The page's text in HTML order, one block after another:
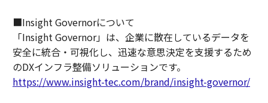
■Insight Governorについて
「Insight Governor」は、企業に散在しているデータを
安全に統合・可視化し、迅速な意思決定を支援するため
のDXインフラ整備ソリューションです。
https://www.insight-tec.com/brand/insight-governor/